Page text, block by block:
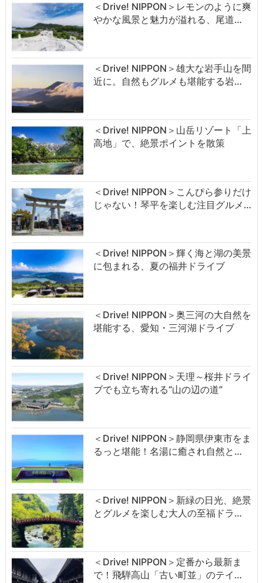
＜Drive! NIPPON＞レモンのように爽
やかな風景と魅力が溢れる、尾道…
＜Drive! NIPPON＞雄大な岩手山を間
近に。自然もグルメも堪能する岩…
＜Drive! NIPPON＞山岳リゾート「上
高地」で、絶景ポイントを散策
＜Drive! NIPPON＞こんぴら参りだけ
じゃない！琴平を楽しむ注目グルメ…
＜Drive! NIPPON＞輝く海と湖の美景
に包まれる、夏の福井ドライブ
＜Drive! NIPPON＞奥三河の大自然を
堪能する、愛知・三河湖ドライブ
＜Drive! NIPPON＞天理～桜井ドライ
ブでも立ち寄れる“山の辺の道”
＜Drive! NIPPON＞静岡県伊東市をま
るっと堪能！名湯に癒され自然と…
＜Drive! NIPPON＞新緑の日光、絶景
とグルメを楽しむ大人の至福ドラ…
＜Drive! NIPPON＞定番から最新ま
で！飛騨高山「古い町並」のテイ…